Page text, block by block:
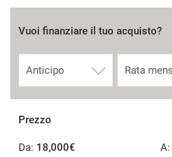
AREA COMMERCIANTI
Vuoi finanziare il tuo acquisto?
Prezzo
Da: 18,000€ A:
/ mese
adottiamo
offrire
le
di